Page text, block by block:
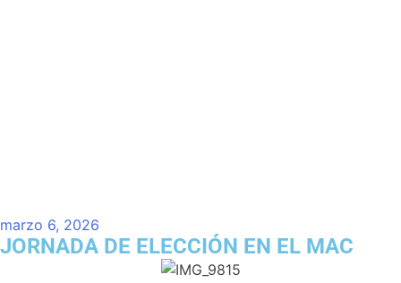
marzo 6, 2026
JORNADA DE ELECCIÓN EN EL MAC